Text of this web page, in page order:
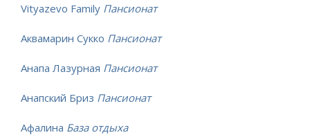
Vityazevo Family Пансионат
Аквамарин Сукко Пансионат
Анапа Лазурная Пансионат
Анапский Бриз Пансионат
Афалина База отдыха